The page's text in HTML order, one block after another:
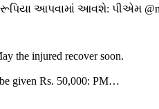
આપવામાં આવશે: પીએમ
the injured recover soon.
given Rs. 50,000: PM…